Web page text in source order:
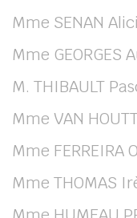
Mme SENAN
Mme GEORGES
M. THIBAULT
Mme VAN
Mme FERREIRA
Mme THOMAS